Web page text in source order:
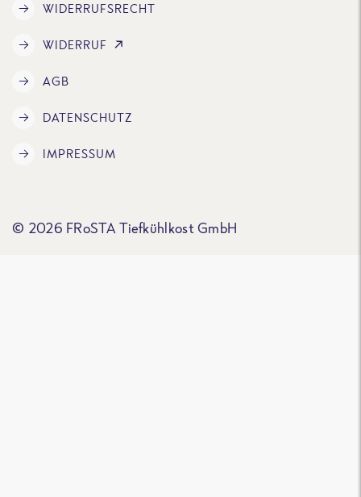
WIDERRUFSRECHT
WIDERRUF
AGB
DATENSCHUTZ
IMPRESSUM
© 2026 FRoSTA Tiefkühlkost GmbH